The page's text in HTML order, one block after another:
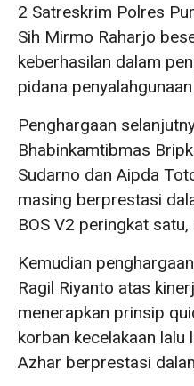
2 Satreskrim Polres
Sih Mirmo Raharjo
keberhasilan dalam
pidana
Penghargaan
Bhabinkamtibmas
Sudarno dan Aipda
masing berprestasi
BOS V2 peringkat
Kemudian
Ragil Riyanto atas
menerapkan prinsip
korban kecelakaan lalu
Azhar berprestasi